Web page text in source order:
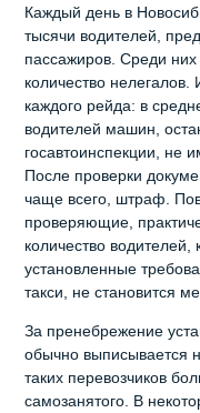
Каждый день в
тысячи водителей,
пассажиров. Среди
количество
каждого рейда: в
водителей машин,
госавтоинспекции, не
После проверки
чаще всего, штраф.
проверяющие,
количество
установленные
такси, не становится
За пренебрежение
обычно выписывается
таких перевозчиков
самозанятого. В